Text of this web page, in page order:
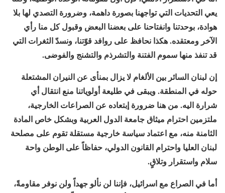
يعي التحديات التي تواجهنا بصورة داهمة، وضرورة التصدي لها بلا
هوادة، بوحدتنا وانفتاحنا على بعضنا البعض وقبول كل منا رأي
الآخر ومعتقده. هكذا نحافظ على روافد قوّتنا، ونسدّ الثغرات التي
قد تنفذ منها سموم الفتنة والتشرذم والتشنج والفوضى.
إن لبنان السائر بين الألغام لا يزال بمنأى عن النيران المشتعلة
حوله في المنطقة. ويبقى في طليعة أولوياتنا منع انتقال أي
شرارة اليه. من هنا ضرورة إبتعاده عن الصراعات الخارجية،
ملتزمين احترام ميثاق جامعة الدول العربية وبشكل خاص المادة
الثامنة منه، مع اعتماد سياسة خارجية مستقلة تقوم على مصلحة
لبنان العليا واحترام القانون الدولي، حفاظاً على الوطن واحة
سلام واستقرار وتلاقٍ.
أما في الصراع مع اسرائيل، فإننا لن نألو جهداً ولن نوفر مقاومةً،